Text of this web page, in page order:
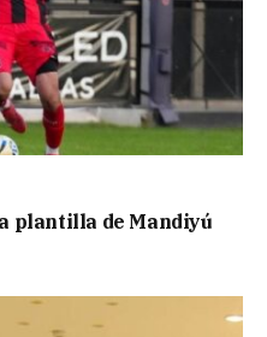
plantilla de Mandiyú